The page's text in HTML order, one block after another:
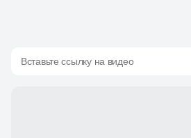
Вставьте ссылку на видео